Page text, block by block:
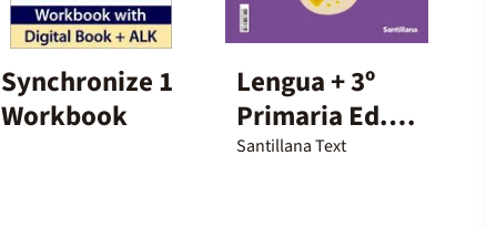
Synchronize 1
Workbook
Lengua + 3º
Primaria Ed.
Santillana
Santillana Text